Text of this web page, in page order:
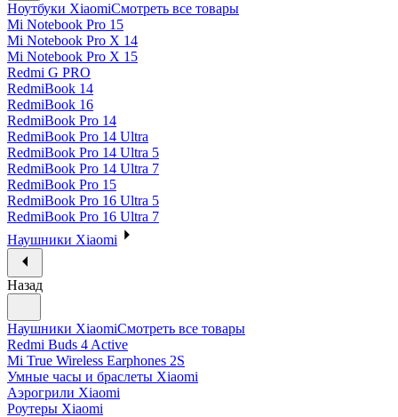
Ноутбуки XiaomiСмотреть все товары
Mi Notebook Pro 15
Mi Notebook Pro X 14
Mi Notebook Pro X 15
Redmi G PRO
RedmiBook 14
RedmiBook 16
RedmiBook Pro 14
RedmiBook Pro 14 Ultra
RedmiBook Pro 14 Ultra 5
RedmiBook Pro 14 Ultra 7
RedmiBook Pro 15
RedmiBook Pro 16 Ultra 5
RedmiBook Pro 16 Ultra 7
Наушники Xiaomi
Назад
Наушники XiaomiСмотреть все товары
Redmi Buds 4 Active
Mi True Wireless Earphones 2S
Умные часы и браслеты Xiaomi
Аэрогрили Xiaomi
Роутеры Xiaomi